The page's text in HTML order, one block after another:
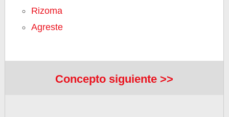
Rizoma
Agreste
Concepto siguiente >>